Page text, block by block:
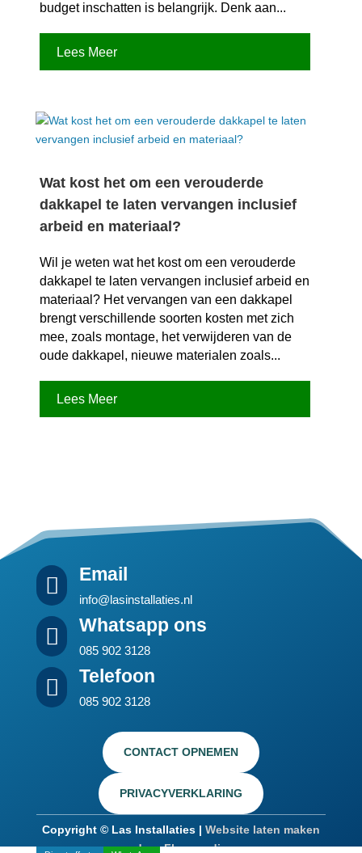
budget inschatten is belangrijk.​ Denk aan...
Lees Meer
Wat kost het om een verouderde
dakkapel te laten vervangen inclusief
arbeid en materiaal?
Wil je weten wat het kost om een verouderde
dakkapel te laten vervangen inclusief arbeid en
materiaal? Het vervangen van een dakkapel
brengt verschillende soorten kosten met zich
mee, zoals montage, het verwijderen van de
oude dakkapel, nieuwe materialen zoals...
Lees Meer
 Email
info@lasinstallaties.nl
 Whatsapp ons
085 902 3128
 Telefoon
085 902 3128
CONTACT OPNEMEN
PRIVACYVERKLARING
Copyright © Las Installaties | Website laten maken
door Flexamedia